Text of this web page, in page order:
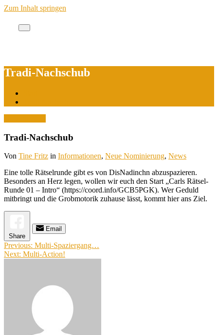
Zum Inhalt springen
Cache des Jahres Berlin
Tradi-Nachschub
Tradi-Nachschub
Von Tine Fritz in Informationen, Neue Nominierung, News
Eine tolle Rätselrunde gibt es von DisNadinchn abzuspazieren.
Besonders an Herz legen, wollen wir euch den Start „Carls Rätsel-
Runde 01 – Intro“ (https://coord.info/GCB5PGK). Wer Geduld
mitbringt und die Grobmotorik zuhause lässt, kommt hier ans Ziel.
Share
Email
Beitragsnavigation
Previous: Multi-Spaziergang…
Next: Multi-Action!